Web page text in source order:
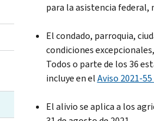
para la asistencia federal,
El condado, parroquia,
condiciones
Todos o parte de los 36
incluye en elAviso 2021-
El alivio se aplica a los